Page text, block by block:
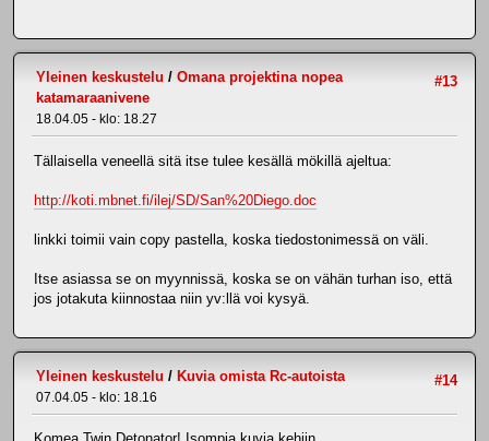
#13
Yleinen keskustelu / Omana projektina nopea
katamaraanivene
18.04.05 - klo: 18.27
Tällaisella veneellä sitä itse tulee kesällä mökillä ajeltua:
http://koti.mbnet.fi/ilej/SD/San%20Diego.doc
linkki toimii vain copy pastella, koska tiedostonimessä on väli.
Itse asiassa se on myynnissä, koska se on vähän turhan iso, että
jos jotakuta kiinnostaa niin yv:llä voi kysyä.
#14
Yleinen keskustelu / Kuvia omista Rc-autoista
07.04.05 - klo: 18.16